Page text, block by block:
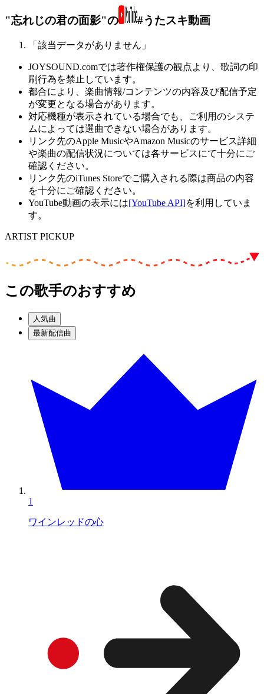
"忘れじの君の面影"の #うたスキ動画
「該当データがありません」
JOYSOUND.comでは著作権保護の観点より、歌詞の印
刷行為を禁止しています。
都合により、楽曲情報/コンテンツの内容及び配信予定
が変更となる場合があります。
対応機種が表示されている場合でも、ご利用のシステ
ムによっては選曲できない場合があります。
リンク先のApple MusicやAmazon Musicのサービス詳細
や楽曲の配信状況については各サービスにて十分にご
確認ください。
リンク先のiTunes Storeでご購入される際は商品の内容
を十分にご確認ください。
YouTube動画の表示には[YouTube API]を利用していま
す。
ARTIST PICKUP
この歌手のおすすめ
人気曲
最新配信曲
1
ワインレッドの心